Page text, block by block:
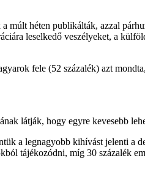
múlt héten publikálták, azzal
leselkedő veszélyeket, a
fele (52 százalék) azt
látják, hogy egyre kevesebb
a legnagyobb kihívást jelenti a
tájékozódni, míg 30 százalék